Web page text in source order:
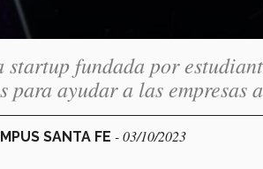
fundada por
para ayudar a las empresas
SANTA FE - 03/10/2023